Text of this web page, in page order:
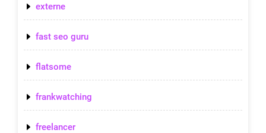
externe
fast seo guru
flatsome
frankwatching
freelancer